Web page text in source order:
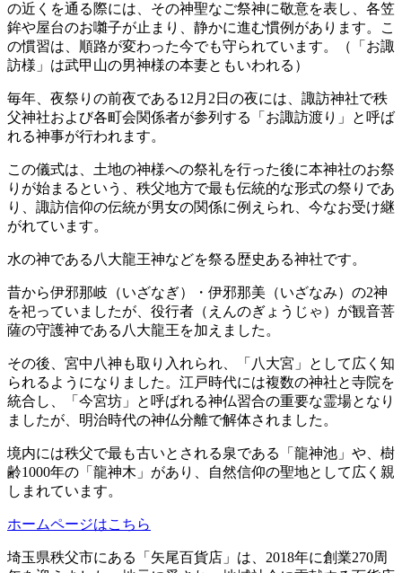
の近くを通る際には、その神聖なご祭神に敬意を表し、各笠
鉾や屋台のお囃子が止まり、静かに進む慣例があります。こ
の慣習は、順路が変わった今でも守られています。（「お諏
訪様」は武甲山の男神様の本妻ともいわれる）
毎年、夜祭りの前夜である12月2日の夜には、諏訪神社で秩
父神社および各町会関係者が参列する「お諏訪渡り」と呼ば
れる神事が行われます。
この儀式は、土地の神様への祭礼を行った後に本神社のお祭
りが始まるという、秩父地方で最も伝統的な形式の祭りであ
り、諏訪信仰の伝統が男女の関係に例えられ、今なお受け継
がれています。
水の神である八大龍王神などを祭る歴史ある神社です。
昔から伊邪那岐（いざなぎ）・伊邪那美（いざなみ）の2神
を祀っていましたが、役行者（えんのぎょうじゃ）が観音菩
薩の守護神である八大龍王を加えました。
その後、宮中八神も取り入れられ、「八大宮」として広く知
られるようになりました。江戸時代には複数の神社と寺院を
統合し、「今宮坊」と呼ばれる神仏習合の重要な霊場となり
ましたが、明治時代の神仏分離で解体されました。
境内には秩父で最も古いとされる泉である「龍神池」や、樹
齢1000年の「龍神木」があり、自然信仰の聖地として広く親
しまれています。
ホームページはこちら
埼玉県秩父市にある「矢尾百貨店」は、2018年に創業270周